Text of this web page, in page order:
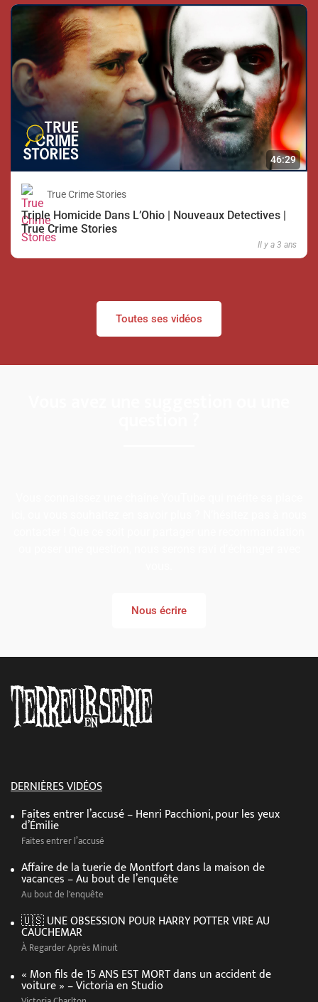
46:29
True Crime Stories
Triple Homicide Dans L’Ohio | Nouveaux Detectives |
True Crime Stories
Il y a 3 ans
Toutes ses vidéos
Nous écrire
DERNIÈRES VIDÉOS
Faites entrer l’accusé – Henri Pacchioni, pour les yeux
d’Émilie
Faites entrer l’accusé
Affaire de la tuerie de Montfort dans la maison de
vacances – Au bout de l’enquête
Au bout de l'enquête
🇺🇸 UNE OBSESSION POUR HARRY POTTER VIRE AU
CAUCHEMAR
À Regarder Après Minuit
« Mon fils de 15 ANS EST MORT dans un accident de
voiture » – Victoria en Studio